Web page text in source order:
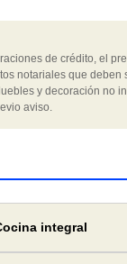
de crédito, el
notariales que
y decoración no
aviso.
integral